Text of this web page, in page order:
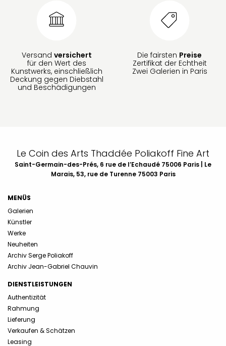
Versand versichert
für den Wert des
Kunstwerks, einschließlich
Deckung gegen Diebstahl
und Beschädigungen
Die fairsten Preise
Zertifikat der Echtheit
Zwei Galerien in Paris
Le Coin des Arts Thaddée Poliakoff Fine Art
Saint-Germain-des-Prés, 6 rue de l’Echaudé 75006 Paris | Le
Marais, 53, rue de Turenne 75003 Paris
MENÜS
Galerien
Künstler
Werke
Neuheiten
Archiv Serge Poliakoff
Archiv Jean-Gabriel Chauvin
DIENSTLEISTUNGEN
Authentizität
Rahmung
Lieferung
Verkaufen & Schätzen
Leasing